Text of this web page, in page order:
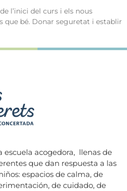
l’inici del curs i els nous
que bé. Donar seguretat i establir
escuela acogedora, llenas de
que dan respuesta a las
espacios de calma, de
de cuidado, de